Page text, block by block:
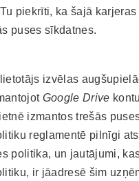
piekrīti, ka šajā
puses sīkdatnes.
izvēlas
Google Drive
izmantos trešās
reglamentē pilnīgi
politika, un jautājumi,
ir jāadresē šim